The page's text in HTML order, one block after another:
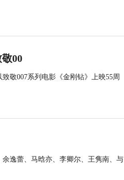
00
敬007系列电影《金刚钻》上映55周
逸蕾、马晗亦、李卿尔、王隽南、与